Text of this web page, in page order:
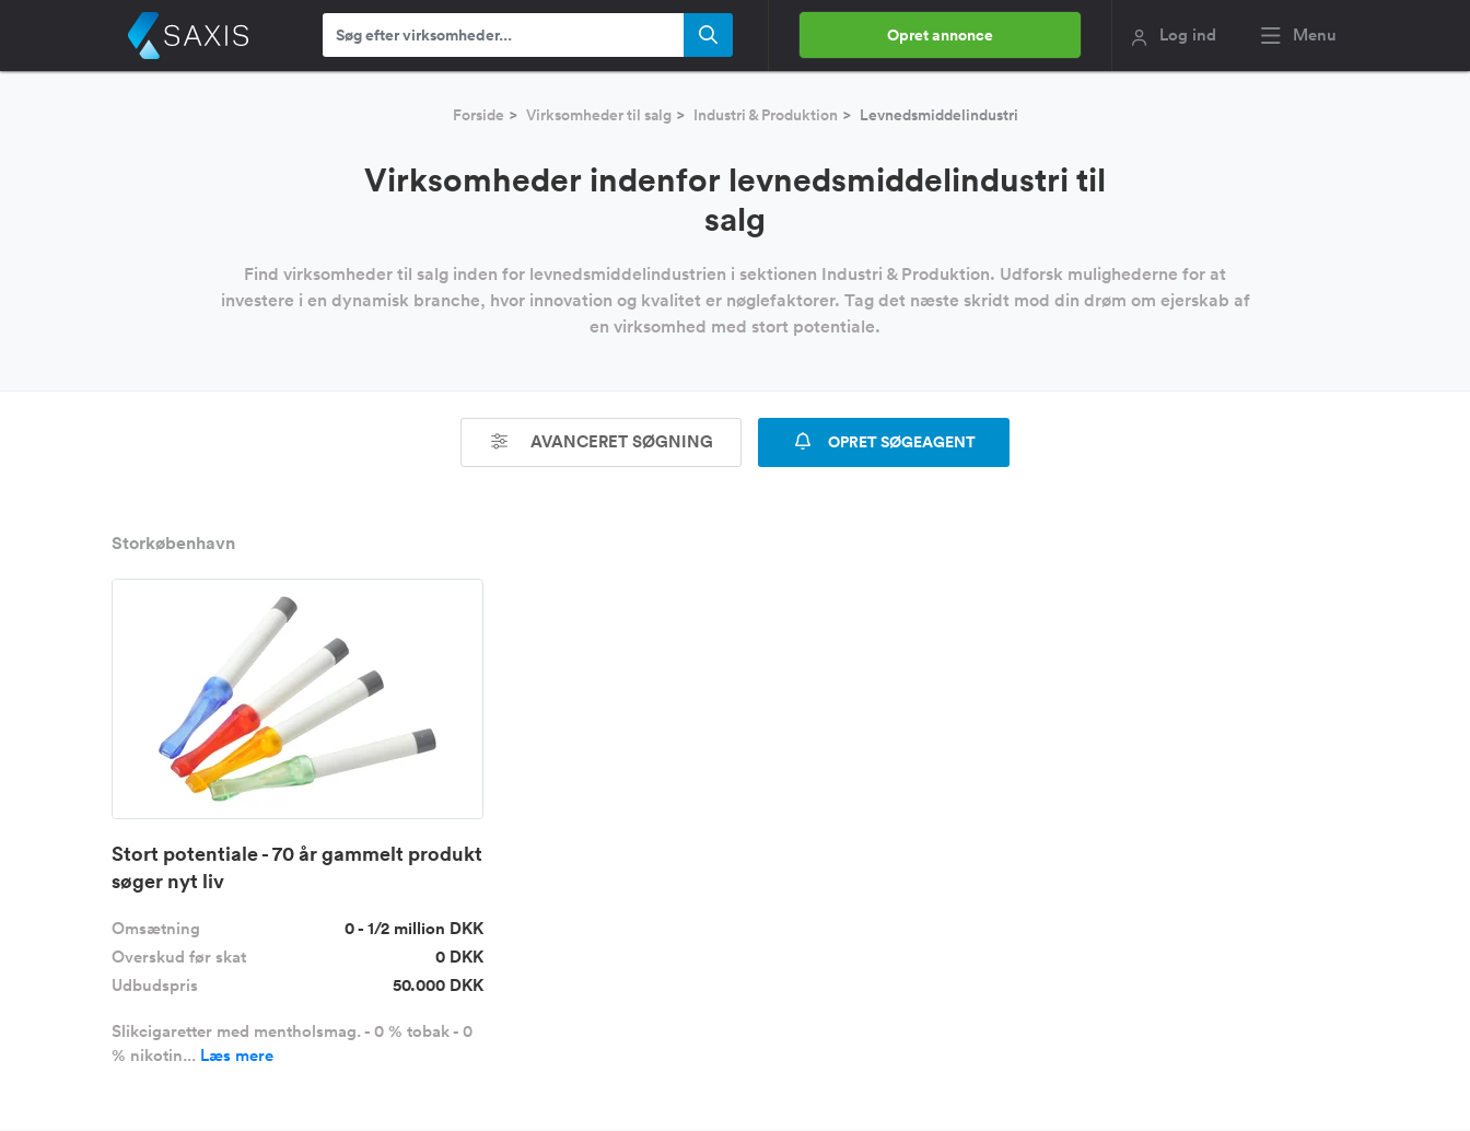
Opret annonce Log ind Menu
Forside Virksomheder til salg Industri & Produktion Levnedsmiddelindustri
Virksomheder indenfor levnedsmiddelindustri til
salg
Find virksomheder til salg inden for levnedsmiddelindustrien i sektionen Industri & Produktion. Udforsk mulighederne for at
investere i en dynamisk branche, hvor innovation og kvalitet er nøglefaktorer. Tag det næste skridt mod din drøm om ejerskab af
en virksomhed med stort potentiale.
AVANCERET SØGNING OPRET SØGEAGENT
Storkøbenhavn
Stort potentiale - 70 år gammelt produkt
søger nyt liv
Omsætning
0 - 1/2 million DKK
Overskud før skat
0 DKK
Udbudspris
50.000 DKK
Slikcigaretter med mentholsmag. - 0 % tobak - 0
% nikotin... Læs mere